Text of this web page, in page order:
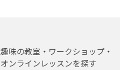
趣味の教室・ワークショップ・
オンラインレッスンを探す